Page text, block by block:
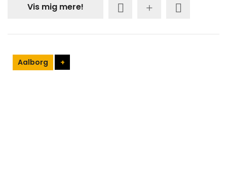
Vis mig mere!
Aalborg +